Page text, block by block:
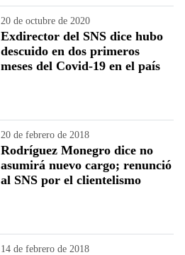
20 de octubre de 2020
Exdirector del SNS dice hubo
descuido en dos primeros
meses del Covid-19 en el país
20 de febrero de 2018
Rodríguez Monegro dice no
asumirá nuevo cargo; renunció
al SNS por el clientelismo
14 de febrero de 2018